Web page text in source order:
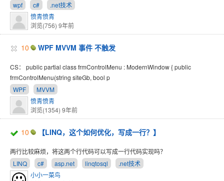
wpf
c#
.net技术
愤青愤青
浏览(756) 9年前
10 WPF MVVM 事件 不触发
CS： public partial class frmControlMenu : ModernWindow { public
frmControlMenu(string siteGb, bool p
WPF
MVVM
愤青愤青
浏览(1354) 9年前
10 【LINQ，这个如何优化，写成一行？】
两行比较麻烦，将这两个行代码可以写成一行代码实现吗？
LINQ
c# asp.net linqtosql
.net技术
小小一菜鸟